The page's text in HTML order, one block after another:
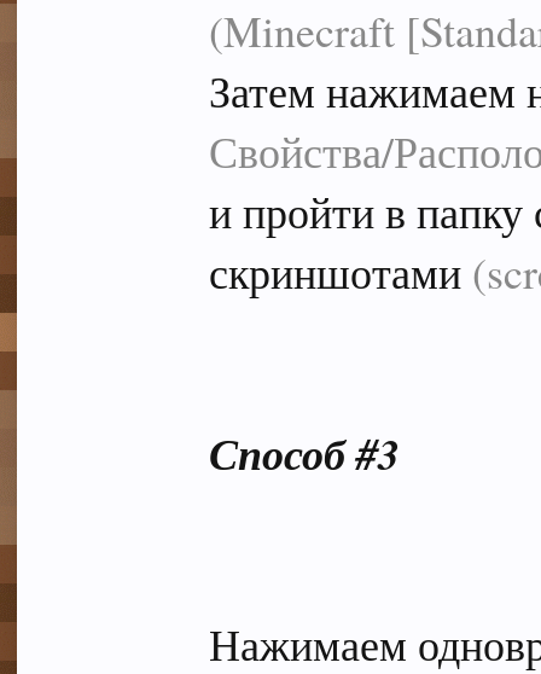
(Minecraft
Затем нажимаем
Свойства/
и пройти в
скриншотами
Способ #3
Нажимаем